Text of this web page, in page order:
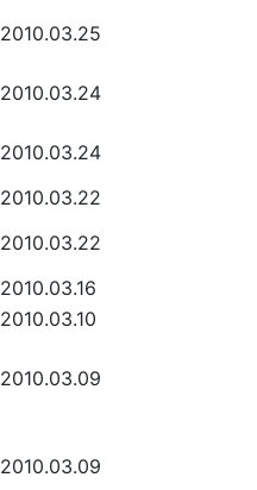
2010.03.25
2010.03.24
2010.03.24
2010.03.22
2010.03.22
2010.03.16
2010.03.10
2010.03.09
2010.03.09